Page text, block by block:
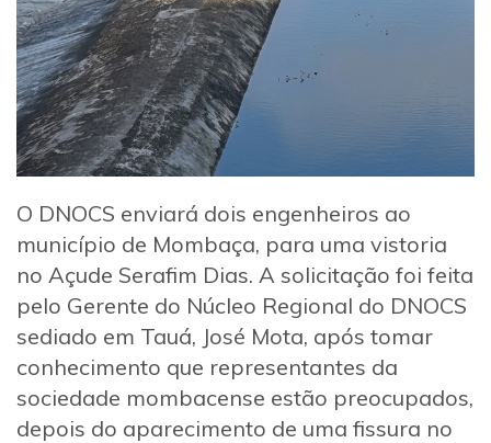
O DNOCS enviará dois engenheiros ao
município de Mombaça, para uma vistoria
no Açude Serafim Dias. A solicitação foi feita
pelo Gerente do Núcleo Regional do DNOCS
sediado em Tauá, José Mota, após tomar
conhecimento que representantes da
sociedade mombacense estão preocupados,
depois do aparecimento de uma fissura no